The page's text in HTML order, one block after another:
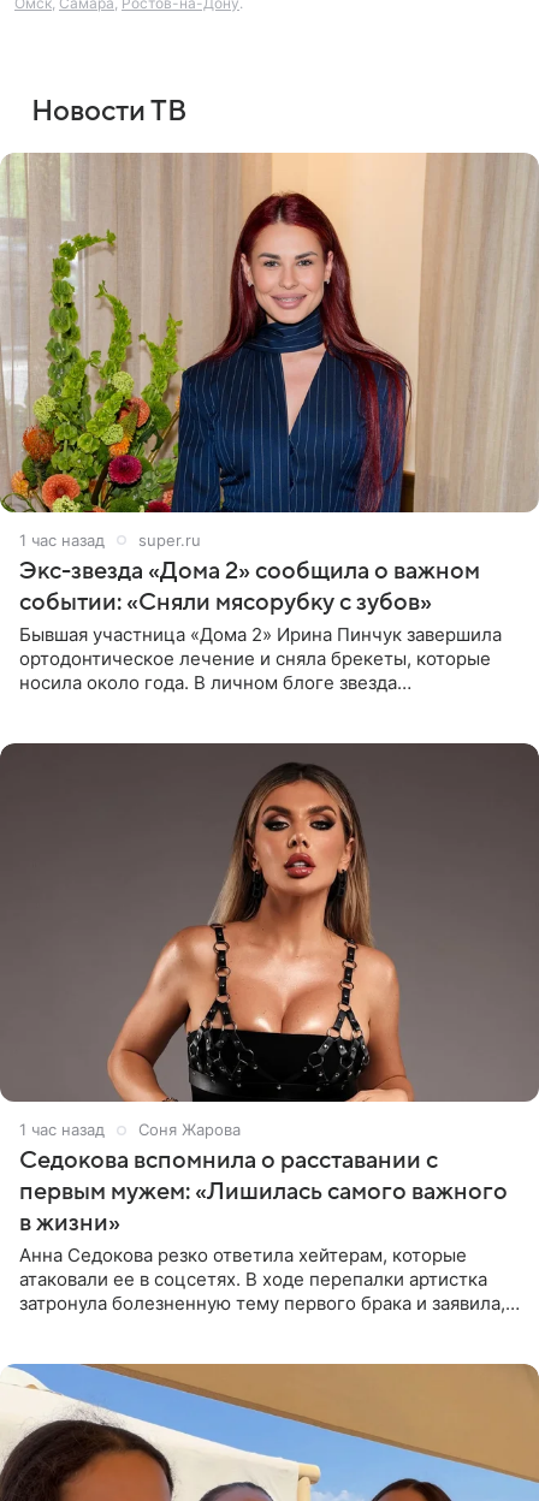
Новости ТВ
1 час назад super.ru
Экс-звезда «Дома 2» сообщила о важном
событии: «Сняли мясорубку с зубов»
Бывшая участница «Дома 2» Ирина Пинчук завершила
ортодонтическое лечение и сняла брекеты, которые
носила около года. В личном блоге звезда
1 час назад Соня Жарова
Седокова вспомнила о расставании с
первым мужем: «Лишилась самого важного
в жизни»
Анна Седокова резко ответила хейтерам, которые
атаковали ее в соцсетях. В ходе перепалки артистка
затронула болезненную тему первого брака и заявила,